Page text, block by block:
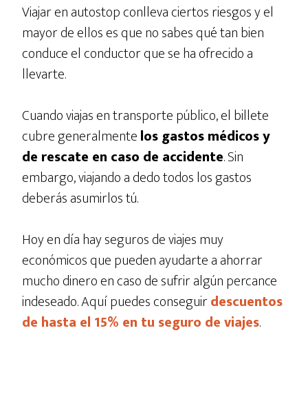
Viajar en autostop conlleva ciertos riesgos y el
mayor de ellos es que no sabes qué tan bien
conduce el conductor que se ha ofrecido a
llevarte.
Cuando viajas en transporte público, el billete
cubre generalmentelos gastos médicos y
de rescate en caso de accidente. Sin
embargo, viajando a dedo todos los gastos
deberás asumirlos tú.
Hoy en día hay seguros de viajes muy
económicos que pueden ayudarte a ahorrar
mucho dinero en caso de sufrir algún percance
indeseado. Aquí puedes conseguirdescuentos
de hasta el 15% en tu seguro de viajes.